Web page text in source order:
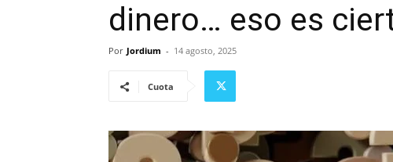
dinero… eso es
Por Jordium - 14 agosto, 2025
Cuota